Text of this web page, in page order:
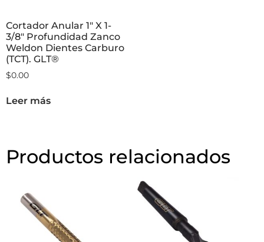
Cortador Anular 1″ X 1-
3/8″ Profundidad Zanco
Weldon Dientes Carburo
(TCT). GLT®
$0.00
Leer más
Productos relacionados